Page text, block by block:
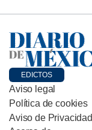
EDICTOS
Aviso legal
Política de cookies
Aviso de Privacidad